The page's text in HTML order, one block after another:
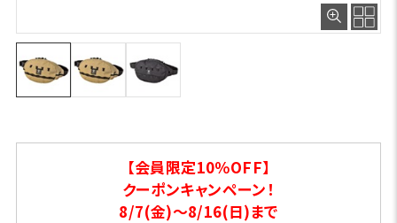
【会員限定10％OFF】
クーポンキャンペーン！
8/7(金)～8/16(日)まで